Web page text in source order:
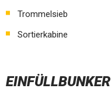
Trommelsieb
Sortierkabine
EINFÜLLBUNKER